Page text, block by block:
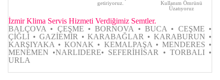
getiriyoruz.
Kullanım Ömrünü
Üzatıyoruz
İzmir Klima Servis Hizmeti Verdiğimiz Semtler.
BALÇOVA • ÇEŞME • BORNOVA • BUCA • CEŞME •
ÇİĞLİ • GAZİEMİR • KARABAĞLAR • KARABURUN •
KARŞIYAKA • KONAK • KEMALPAŞA • MENDERES •
MENEMEN •NARLIDERE• SEFERİHİSAR • TORBALI •
URLA